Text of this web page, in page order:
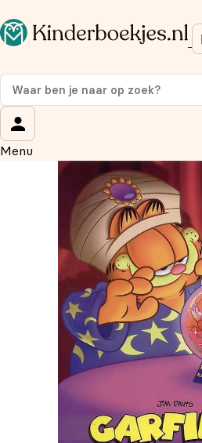
Menu
Op de hoogte blijven van onze
Meld je aan voor onze
korting
Wat is je voornaam?
Wat is je e-mailadres?*
Aanmelden
We gebruiken je gegevens om
overeenstemming met ons